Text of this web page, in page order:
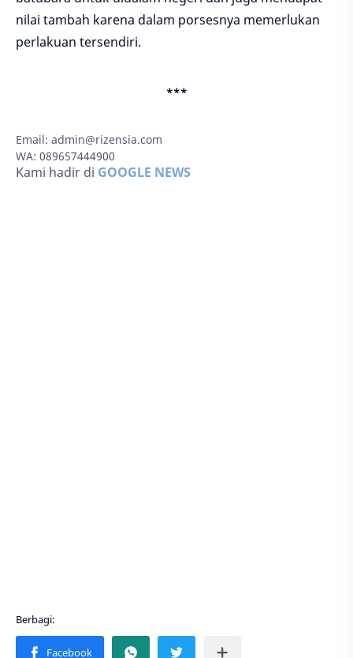
nilai tambah karena dalam porsesnya memerlukan
perlakuan tersendiri.
***
Email: admin@rizensia.com
WA: 089657444900
Kami hadir di GOOGLE NEWS